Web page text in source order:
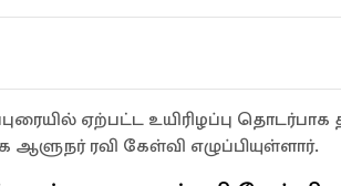
ஏற்பட்ட உயிரிழப்பு
ஆளுநர் ரவி கேள்வி எழுப்பியுள்ளார்.